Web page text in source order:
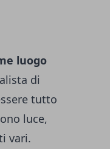
luogo
di
tutto
luce,
vari.